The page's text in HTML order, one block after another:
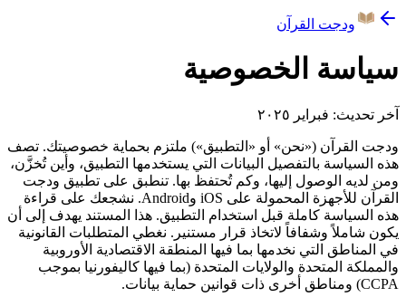
ودجت القرآن
سياسة الخصوصية
آخر تحديث: فبراير ٢٠٢٥
ودجت القرآن («نحن» أو «التطبيق») ملتزم بحماية خصوصيتك. تصف
هذه السياسة بالتفصيل البيانات التي يستخدمها التطبيق، وأين تُخزَّن،
ومن لديه الوصول إليها، وكم تُحتفظ بها. تنطبق على تطبيق ودجت
القرآن للأجهزة المحمولة على iOS وAndroid. نشجعك على قراءة
هذه السياسة كاملة قبل استخدام التطبيق. هذا المستند يهدف إلى أن
يكون شاملاً وشفافاً لاتخاذ قرار مستنير. نغطي المتطلبات القانونية
في المناطق التي نخدمها بما فيها المنطقة الاقتصادية الأوروبية
والمملكة المتحدة والولايات المتحدة (بما فيها كاليفورنيا بموجب
CCPA) ومناطق أخرى ذات قوانين حماية بيانات.